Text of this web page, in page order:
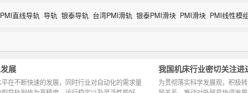
PMI直线导轨 导轨 银泰导轨 台湾PMI滑轨 银泰PMI滑块 PMI滑块 PMI线性模
展
在不断快速的发展，同时行业对自动化的需求量
我国机床行业密切关注进
为贯彻落实科学发展观，积极